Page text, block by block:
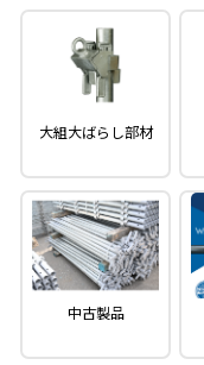
大組大ばらし部材
中古製品